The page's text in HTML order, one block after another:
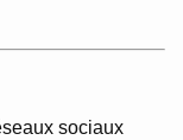
sociaux